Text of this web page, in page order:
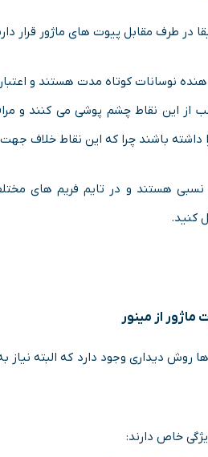
در طرف مقابل پیوت های ماژور قرار
نوسانات کوتاه مدت هستند و
از این نقاط چشم پوشی می کنند و
را داشته باشند چرا که این نقاط خلاف
نسبی هستند و در تایم فریم های
کنید.
از مینور
دیداری وجود دارد که البته نیاز
خاص دارند: